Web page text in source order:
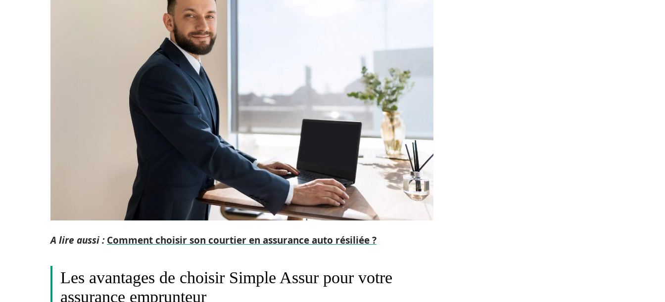
A lire aussi : Comment choisir son courtier en assurance auto résiliée ?
Les avantages de choisir Simple Assur pour votre
assurance emprunteur